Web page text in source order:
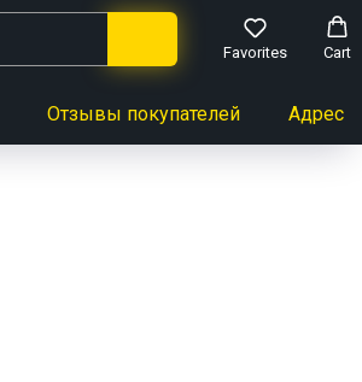
Favorites Cart
Отзывы покупателей Адреса